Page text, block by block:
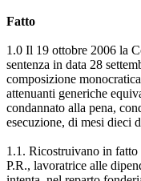
Fatto
1.0 Il 19 ottobre 2006 la
sentenza in data 28
composizione
attenuanti generiche
condannato alla pena,
esecuzione, di mesi dieci
1.1. Ricostruivano in
P.R., lavoratrice alle